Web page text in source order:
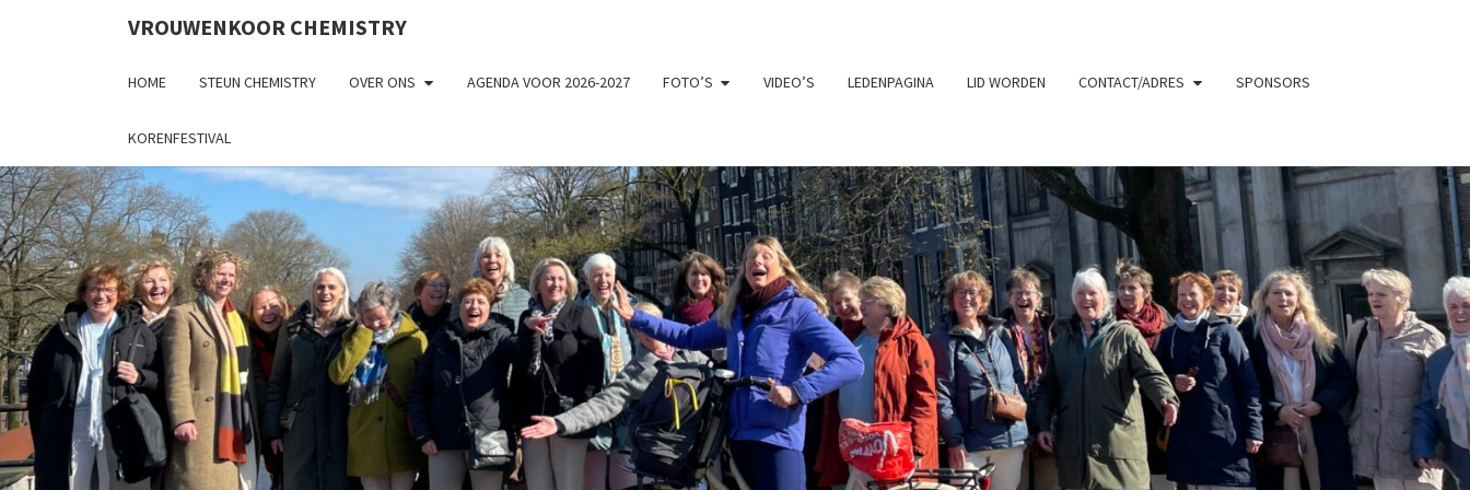
VROUWENKOOR CHEMISTRY
HOME STEUN CHEMISTRY OVER ONS AGENDA VOOR 2026-2027 FOTO’S VIDEO’S LEDENPAGINA LID WORDEN CONTACT/ADRES SPONSORS
KORENFESTIVAL
VROUWENKOOR
Chemistry
Zingt En
Swingt!